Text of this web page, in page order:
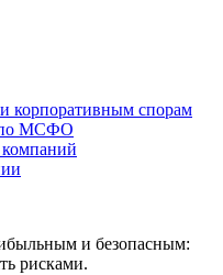
корпоративным спорам
по МСФО
компаний
и безопасным:
рисками.